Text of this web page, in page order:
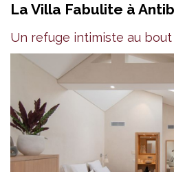
La Villa Fabulite à
Un refuge intimiste au bout